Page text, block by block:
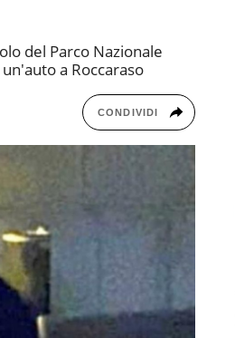
del Parco Nazionale
a Roccaraso
CONDIVIDI